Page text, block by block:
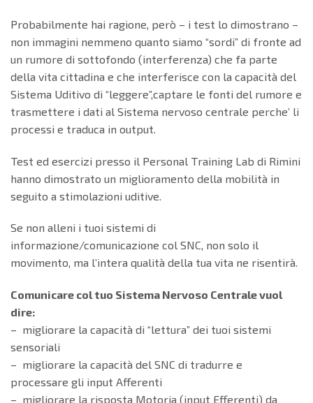
Probabilmente hai ragione, però – i test lo dimostrano –
non immagini nemmeno quanto siamo “sordi” di fronte ad
un rumore di sottofondo (interferenza) che fa parte
della vita cittadina e che interferisce con la capacità del
Sistema Uditivo di “leggere”,captare le fonti del rumore e
trasmettere i dati al Sistema nervoso centrale perche’ li
processi e traduca in output.
Test ed esercizi presso il Personal Training Lab di Rimini
hanno dimostrato un miglioramento della mobilità in
seguito a stimolazioni uditive.
Se non alleni i tuoi sistemi di
informazione/comunicazione col SNC, non solo il
movimento, ma l’intera qualità della tua vita ne risentirà.
Comunicare col tuo Sistema Nervoso Centrale vuol
dire:
– migliorare la capacità di “lettura” dei tuoi sistemi
sensoriali
– migliorare la capacità del SNC di tradurre e
processare gli input Afferenti
– migliorare la risposta Motoria (input Efferenti) da